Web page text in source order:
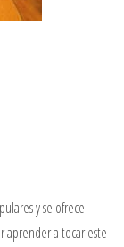
y se ofrece
aprender a tocar este